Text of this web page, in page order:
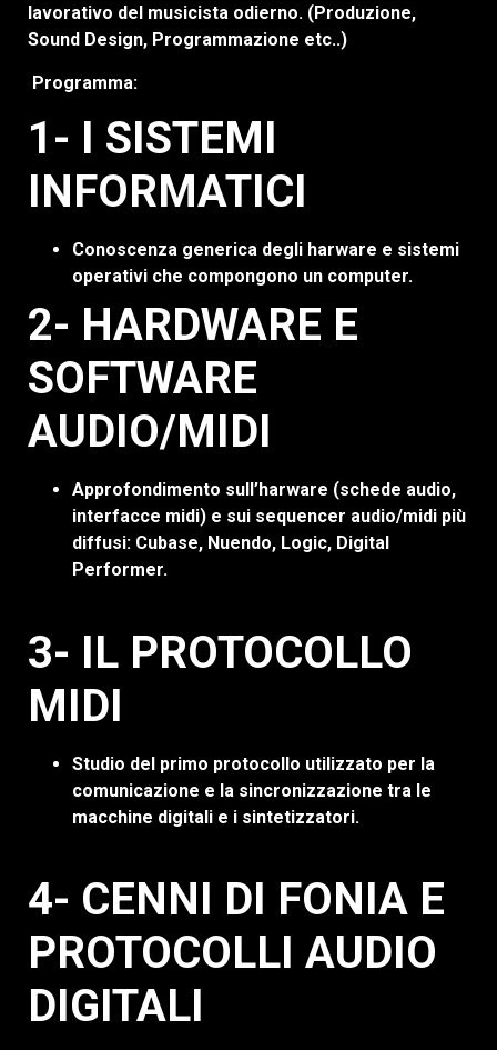
lavorativo del musicista odierno. (Produzione,
Sound Design, Programmazione etc..)
Programma:
1- I SISTEMI
INFORMATICI
Conoscenza generica degli harware e sistemi
operativi che compongono un computer.
2- HARDWARE E
SOFTWARE
AUDIO/MIDI
Approfondimento sull’harware (schede audio,
interfacce midi) e sui sequencer audio/midi più
diffusi: Cubase, Nuendo, Logic, Digital
Performer.
3- IL PROTOCOLLO
MIDI
Studio del primo protocollo utilizzato per la
comunicazione e la sincronizzazione tra le
macchine digitali e i sintetizzatori.
4- CENNI DI FONIA E
PROTOCOLLI AUDIO
DIGITALI